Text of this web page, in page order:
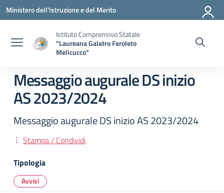
Vai ai contenuti
Vai al menu di navigazione
Vai al footer
Ministero dell'Istruzione e del Merito
Istituto Comprensivo Statale
"Laureana Galatro Feroleto
Melicucco"
Messaggio augurale DS inizio
AS 2023/2024
Messaggio augurale DS inizio AS 2023/2024
Stampa / Condividi
Tipologia
Avvisi